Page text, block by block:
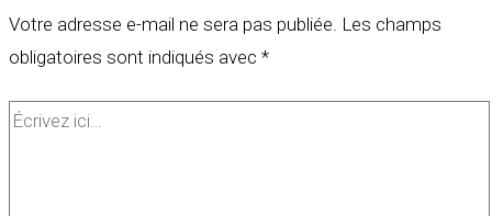
Votre adresse e-mail ne sera pas publiée. Les champs
obligatoires sont indiqués avec *
Écrivez